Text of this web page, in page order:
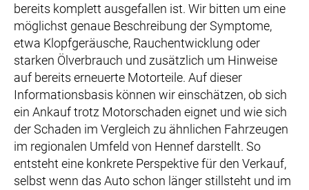
bereits komplett ausgefallen ist. Wir bitten um eine
möglichst genaue Beschreibung der Symptome,
etwa Klopfgeräusche, Rauchentwicklung oder
starken Ölverbrauch und zusätzlich um Hinweise
auf bereits erneuerte Motorteile. Auf dieser
Informationsbasis können wir einschätzen, ob sich
ein Ankauf trotz Motorschaden eignet und wie sich
der Schaden im Vergleich zu ähnlichen Fahrzeugen
im regionalen Umfeld von Hennef darstellt. So
entsteht eine konkrete Perspektive für den Verkauf,
selbst wenn das Auto schon länger stillsteht und im